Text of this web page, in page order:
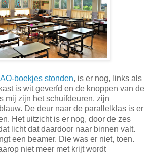
boekjes stonden, is er nog, links als
is wit geverfd en de knoppen van de
mij zijn het schuifdeuren, zijn
De deur naar de parallelklas is er
Het uitzicht is er nog, door de zes
licht dat daardoor naar binnen valt.
een beamer. Die was er niet, toen.
niet meer met krijt wordt